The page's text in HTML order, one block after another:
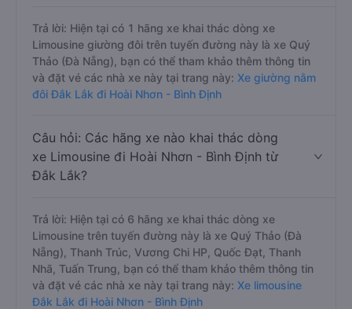
Trả lời: Hiện tại có 1 hãng xe khai thác dòng xe
Limousine giường đôi trên tuyến đường này là xe Quý
Thảo (Đà Nẵng), bạn có thể tham khảo thêm thông tin
và đặt vé các nhà xe này tại trang này: Xe giường nằm
đôi Đắk Lắk đi Hoài Nhơn - Bình Định
Câu hỏi: Các hãng xe nào khai thác dòng
xe Limousine đi Hoài Nhơn - Bình Định từ
Đắk Lắk?
Trả lời: Hiện tại có 6 hãng xe khai thác dòng xe
Limousine trên tuyến đường này là xe Quý Thảo (Đà
Nẵng), Thanh Trúc, Vương Chi HP, Quốc Đạt, Thanh
Nhã, Tuấn Trung, bạn có thể tham khảo thêm thông tin
và đặt vé các nhà xe này tại trang này: Xe limousine
Đắk Lắk đi Hoài Nhơn - Bình Định